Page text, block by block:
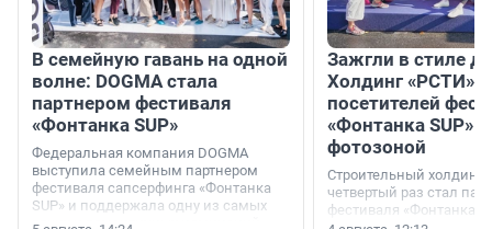
В семейную гавань на одной
волне: DOGMA стала
партнером фестиваля
«Фонтанка SUP»
Федеральная компания DOGMA
выступила семейным партнером
фестиваля сапсерфинга «Фонтанка
SUP» и поддержала одну из самых
ярких и романтичных номинаций —
Зажгли в стиле
Холдинг «РСТИ»
посетителей
«Фонтанка SUP»
фотозоной
Строительный холдинг
четвертый раз стал
фестиваля «Фонтанка